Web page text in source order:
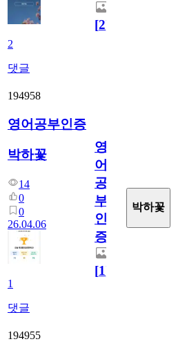
2
댓글
[2]
194958
영어공부인증
박하꽃
14
0
0
26.04.06
1
댓글
영
어
공
부
인
증
[1]
박하꽃
194955